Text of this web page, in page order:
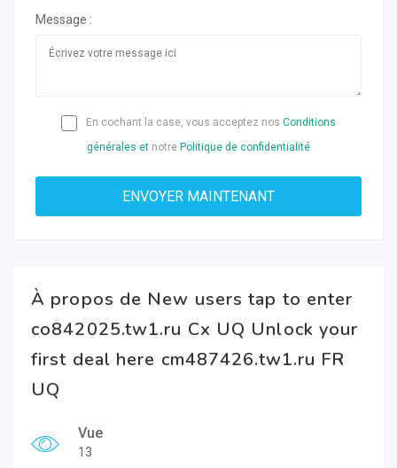
Message :
En cochant la case, vous acceptez nos Conditions
générales et notre Politique de confidentialité
À propos de New users tap to enter
co842025.tw1.ru Cx UQ Unlock your
first deal here cm487426.tw1.ru FR
UQ
Vue
13